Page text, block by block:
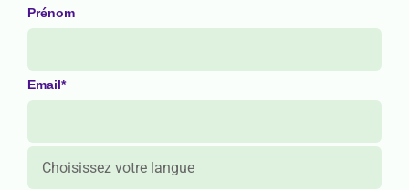
Prénom
Email*